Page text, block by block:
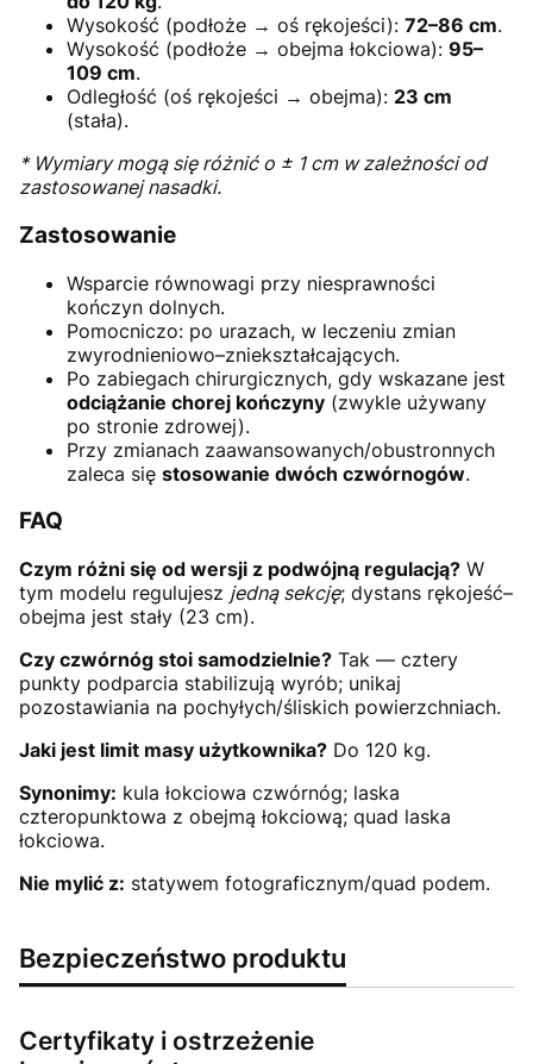
Wysokość (podłoże → oś rękojeści): 72–86 cm.
Wysokość (podłoże → obejma łokciowa): 95–
109 cm.
Odległość (oś rękojeści → obejma): 23 cm
(stała).
* Wymiary mogą się różnić o ± 1 cm w zależności od
zastosowanej nasadki.
Zastosowanie
Wsparcie równowagi przy niesprawności
kończyn dolnych.
Pomocniczo: po urazach, w leczeniu zmian
zwyrodnieniowo–zniekształcających.
Po zabiegach chirurgicznych, gdy wskazane jest
odciążanie chorej kończyny (zwykle używany
po stronie zdrowej).
Przy zmianach zaawansowanych/obustronnych
zaleca się stosowanie dwóch czwórnogów.
FAQ
Czym różni się od wersji z podwójną regulacją? W
tym modelu regulujesz jedną sekcję; dystans rękojeść–
obejma jest stały (23 cm).
Czy czwórnóg stoi samodzielnie? Tak — cztery
punkty podparcia stabilizują wyrób; unikaj
pozostawiania na pochyłych/śliskich powierzchniach.
Jaki jest limit masy użytkownika? Do 120 kg.
Synonimy: kula łokciowa czwórnóg; laska
czteropunktowa z obejmą łokciową; quad laska
łokciowa.
Nie mylić z: statywem fotograficznym/quad podem.
Bezpieczeństwo produktu
Certyfikaty i ostrzeżenie